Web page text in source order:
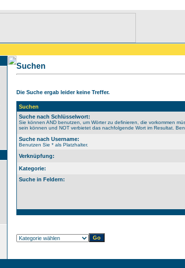
Suchen
Die Suche ergab leider keine Treffer.
Suchen
Suche nach Schlüsselwort:
Sie können AND benutzen, um Wörter zu definieren, die vorkommen
sein können und NOT verbietet das nachfolgende Wort im Resultat.
Suche nach Username:
Benutzen Sie * als Platzhalter.
Verknüpfung:
Kategorie:
Suche in Feldern: